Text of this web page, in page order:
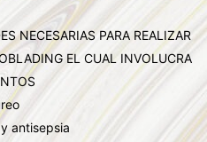
NECESARIAS PARA REALIZAR
EL CUAL INVOLUCRA
antisepsia